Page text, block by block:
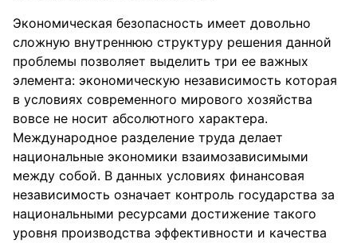
Экономическая безопасность имеет довольно
сложную внутреннюю структуру решения данной
проблемы позволяет выделить три ее важных
элемента: экономическую независимость которая
в условиях современного мирового хозяйства
вовсе не носит абсолютного характера.
Международное разделение труда делает
национальные экономики взаимозависимыми
между собой. В данных условиях финансовая
независимость означает контроль государства за
национальными ресурсами достижение такого
уровня производства эффективности и качества